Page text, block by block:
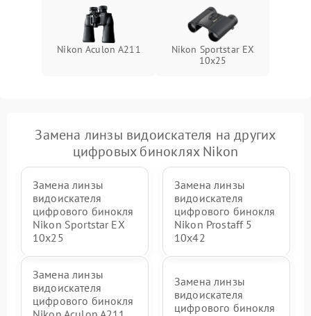
Nikon Aculon A211
Nikon Sportstar EX
10x25
Замена линзы видоискателя на других
цифровых биноклях Nikon
Замена линзы
видоискателя
цифрового бинокля
Nikon Sportstar EX
10x25
Замена линзы
видоискателя
цифрового бинокля
Nikon Prostaff 5
10x42
Замена линзы
видоискателя
цифрового бинокля
Замена линзы
видоискателя
цифрового бинокля